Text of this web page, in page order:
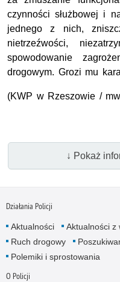
czynności służbowej i
jednego z nich,
nietrzeźwości,
spowodowanie
drogowym. Grozi mu
(KWP w Rzeszowie /
↓ Pokaż
Działania Policji
Aktualności Aktualności z
Ruch drogowy
Polemiki i sprostowania
O Policji